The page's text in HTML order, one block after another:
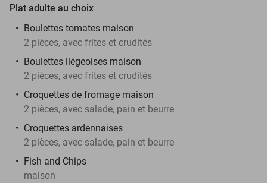
Plat adulte au choix
Boulettes tomates maison
2 pièces, avec frites et crudités
Boulettes liégeoises maison
2 pièces, avec frites et crudités
Croquettes de fromage maison
2 pièces, avec salade, pain et beurre
Croquettes ardennaises
2 pièces, avec salade, pain et beurre
Fish and Chips
maison